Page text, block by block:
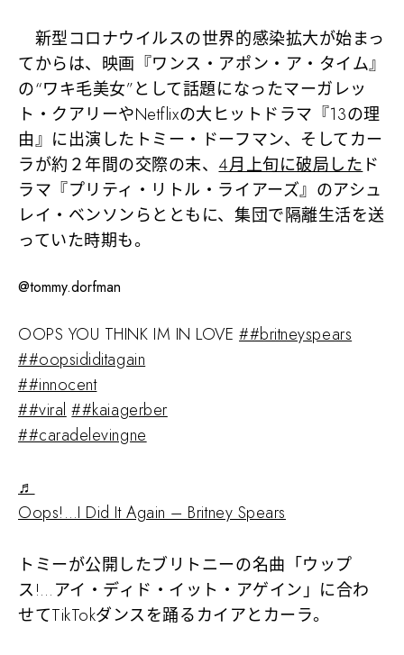
新型コロナウイルスの世界的感染拡大が始まっ
てからは、映画『ワンス・アポン・ア・タイム』
の“ワキ毛美女”として話題になったマーガレッ
ト・クアリーやNetflixの大ヒットドラマ『13の理
由』に出演したトミー・ドーフマン、そしてカー
ラが約２年間の交際の末、4月上旬に破局したド
ラマ『プリティ・リトル・ライアーズ』のアシュ
レイ・ベンソンらとともに、集団で隔離生活を送
っていた時期も。
@tommy.dorfman
OOPS YOU THINK IM IN LOVE##britneyspears
##oopsididitagain
##innocent
##viral ##kaiagerber
##caradelevingne
♬
Oops!…I Did It Again – Britney Spears
トミーが公開したブリトニーの名曲「ウップ
ス!…アイ・ディド・イット・アゲイン」に合わ
せてTikTokダンスを踊るカイアとカーラ。